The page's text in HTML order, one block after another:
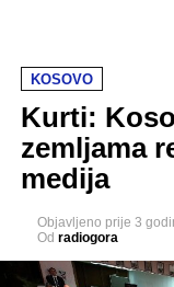
KOSOVO
Kurti:
zemljama
medija
Objavljeno prije 3
Od radiogora